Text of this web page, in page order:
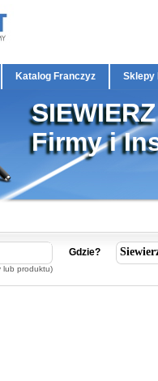
Katalog Franczyz Sklepy
SIEWIERZ
Firmy i
lub produktu)
Gdzie?